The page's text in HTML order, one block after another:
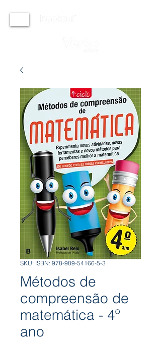
SKU: ISBN: 978-989-54166-5-3
Métodos de
compreensão de
matemática - 4º
ano